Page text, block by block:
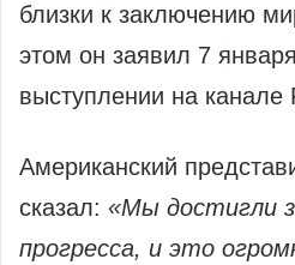
близки к заключению
этом он заявил 7
выступлении на канале
Американский
сказал: «Мы достигли
прогресса, и это